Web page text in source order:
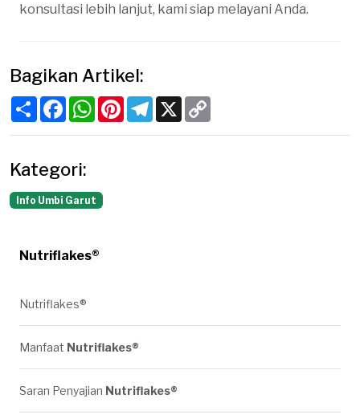
konsultasi lebih lanjut, kami siap melayani Anda.
Bagikan Artikel:
ShareFacebookWhatsApp
PinterestTelegram
X
Kategori:
Info Umbi Garut
Nutriflakes®
Nutriflakes®
Manfaat Nutriflakes®
Saran Penyajian Nutriflakes®